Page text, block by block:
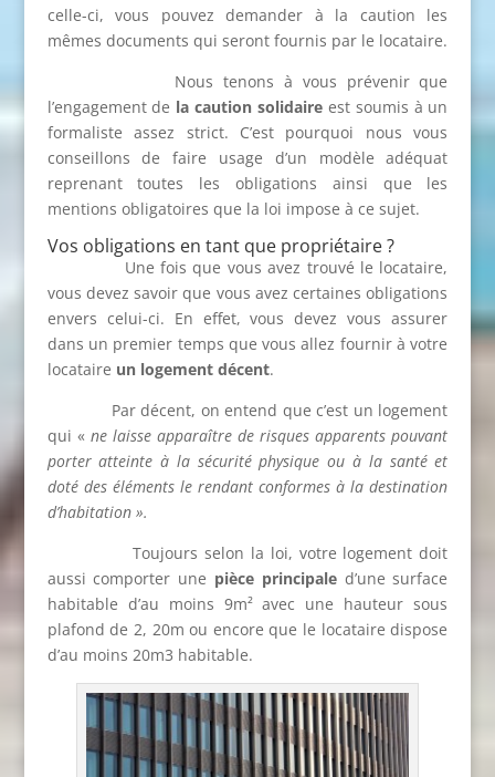
celle-ci, vous pouvez demander à la caution les
mêmes documents qui seront fournis par le locataire.
Nous tenons à vous prévenir que
l’engagement de la caution solidaire est soumis à un
formaliste assez strict. C’est pourquoi nous vous
conseillons de faire usage d’un modèle adéquat
reprenant toutes les obligations ainsi que les
mentions obligatoires que la loi impose à ce sujet.
Vos obligations en tant que propriétaire ?
Une fois que vous avez trouvé le locataire,
vous devez savoir que vous avez certaines obligations
envers celui-ci. En effet, vous devez vous assurer
dans un premier temps que vous allez fournir à votre
locataire un logement décent.
Par décent, on entend que c’est un logement
qui « ne laisse apparaître de risques apparents pouvant
porter atteinte à la sécurité physique ou à la santé et
doté des éléments le rendant conformes à la destination
d’habitation ».
Toujours selon la loi, votre logement doit
aussi comporter une pièce principaled’une surface
habitable d’au moins 9m² avec une hauteur sous
plafond de 2, 20m ou encore que le locataire dispose
d’au moins 20m3 habitable.